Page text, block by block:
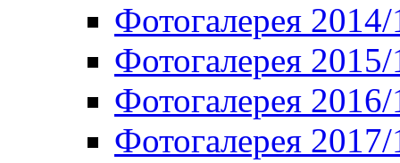
Фотогалерея
Фотогалерея
Фотогалерея
Фотогалерея